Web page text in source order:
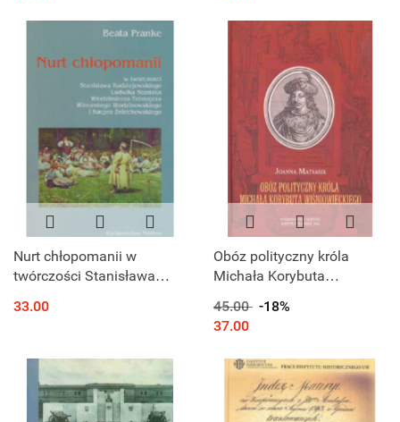
Nurt chłopomanii w
twórczości Stanisława
Stasiaka, Włodzimierza
Witosa i...
33.00
Obóz polityczny króla
Michała Korybuta
45.00 -18%
37.00